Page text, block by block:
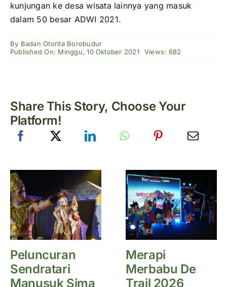
kunjungan ke desa wisata lainnya yang masuk
dalam 50 besar ADWI 2021.
By Badan Otorita Borobudur
Published On: Minggu, 10 Oktober 2021
Views: 682
Share This Story, Choose Your
Platform!
Peluncuran
Sendratari
Manusuk Sima
Merapi
Merbabu De
Trail 2026